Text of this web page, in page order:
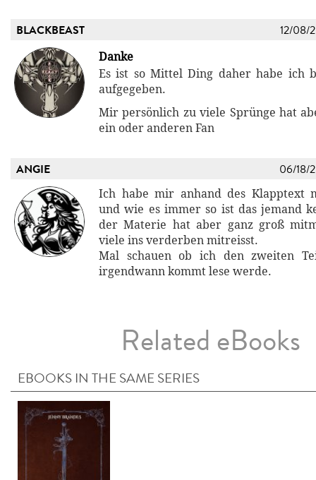
BLACKBEAST 12/08/
Danke
Es ist so Mittel Ding daher habe ich
aufgegeben.
Mir persönlich zu viele Sprünge hat
ein oder anderen Fan
ANGIE 06/18/
Ich habe mir anhand des Klapptext
und wie es immer so ist das jemand
der Materie hat aber ganz groß
viele ins verderben mitreisst.
Mal schauen ob ich den zweiten
irgendwann kommt lese werde.
Related eBooks
EBOOKS IN THE SAME SERIES